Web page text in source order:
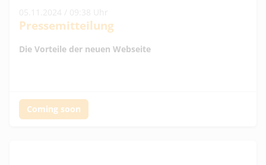
05.11.2024 / 09:38 Uhr
Pressemitteilung
Die Vorteile der neuen Webseite
Coming soon